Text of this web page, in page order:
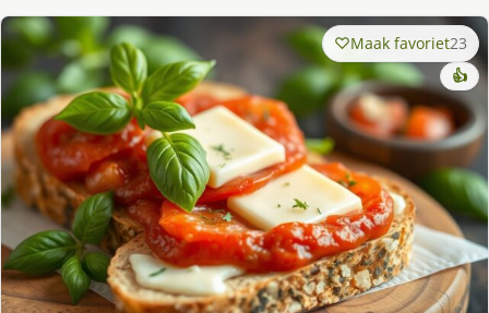
Maak favoriet23
👍